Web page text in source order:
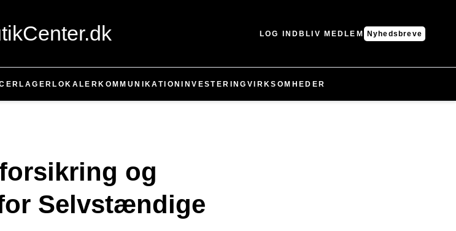
LOG INDBLIV MEDLEM Nyhedsbreve
LAGER LOKALER KOMMUNIKATION INVESTERING VIRKSOMHEDER
og
Selvstændige